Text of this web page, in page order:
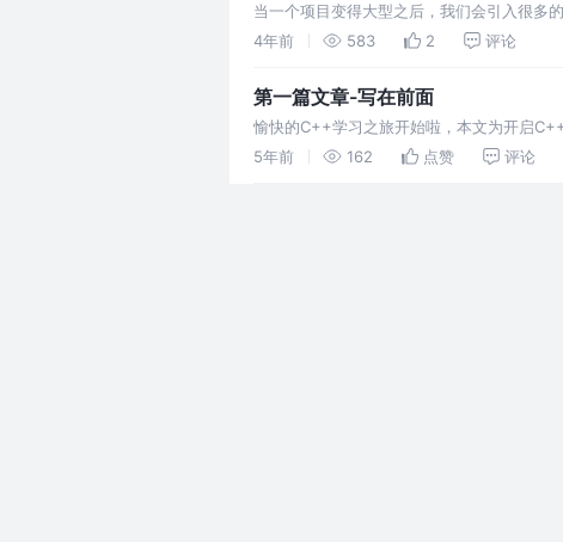
当一个项目变得大型之后，我们会引入很多
员调用时就会出现冲突问题。
4年前 583 2 评论
第一篇文章-写在前面
愉快的C++学习之旅开始啦，本文为开启
5年前
162 点赞 评论